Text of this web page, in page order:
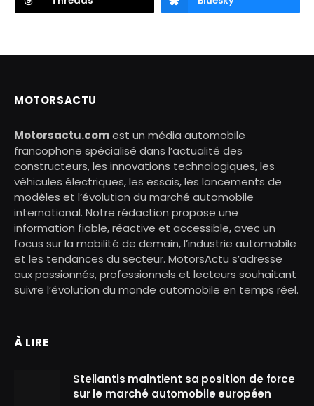
MOTORSACTU
Motorsactu.comest un média automobile
francophone spécialisé dans l’actualité des
constructeurs, les innovations technologiques, les
véhicules électriques, les essais, les lancements de
modèles et l’évolution du marché automobile
international. Notre rédaction propose une
information fiable, réactive et accessible, avec un
focus sur la mobilité de demain, l’industrie automobile
et les tendances du secteur. MotorsActu s’adresse
aux passionnés, professionnels et lecteurs souhaitant
suivre l’évolution du monde automobile en temps réel.
À LIRE
Stellantis maintient sa position de force
sur le marché automobile européen